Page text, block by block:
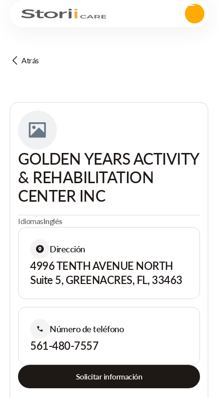
Atrás
GOLDEN YEARS ACTIVITY
& REHABILITATION
CENTER INC
IdiomasInglés
Dirección
4996 TENTH AVENUE NORTH
Suite 5, GREENACRES, FL, 33463
Número de teléfono
561-480-7557
Solicitar información